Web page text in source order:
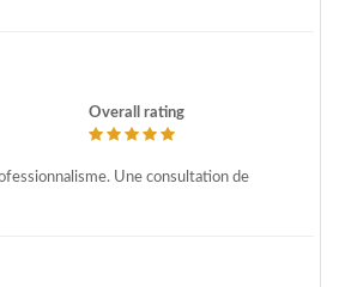
Overall rating
Une consultation de